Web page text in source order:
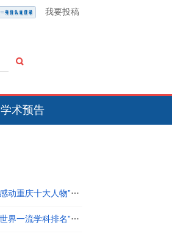
我要投稿
学术预告
【重庆日报】2025年度“感动重庆十大人物”颁奖典礼举行
【重庆日报】2024“软科世界一流学科排名”发布 9所在渝高校78个学科上榜